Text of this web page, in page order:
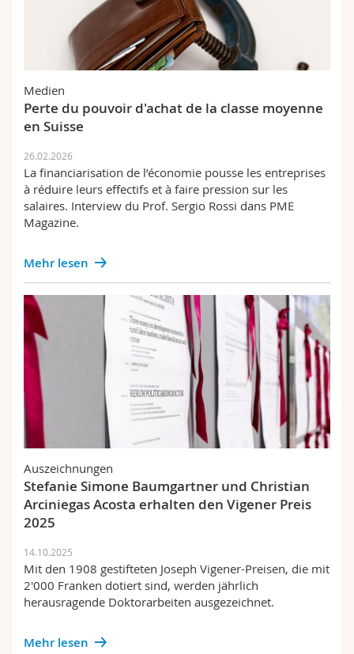
Medien
Perte du pouvoir d'achat de la classe moyenne
en Suisse
26.02.2026
La financiarisation de l’économie pousse les entreprises
à réduire leurs effectifs et à faire pression sur les
salaires. Interview du Prof. Sergio Rossi dans PME
Magazine.
Mehr lesen
Auszeichnungen
Stefanie Simone Baumgartner und Christian
Arciniegas Acosta erhalten den Vigener Preis
2025
14.10.2025
Mit den 1908 gestifteten Joseph Vigener-Preisen, die mit
2'000 Franken dotiert sind, werden jährlich
herausragende Doktorarbeiten ausgezeichnet.
Mehr lesen